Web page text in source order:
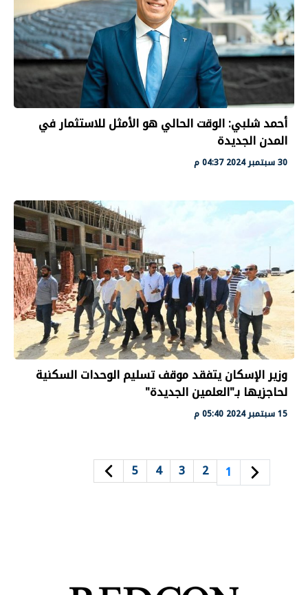
أحمد شلبي: الوقت الحالي هو الأمثل للاستثمار في
المدن الجديدة
30 سبتمبر 2024 04:37 م
وزير الإسكان يتفقد موقف تسليم الوحدات السكنية
لحاجزيها بـ"العلمين الجديدة"
15 سبتمبر 2024 05:40 م
1
2
3
4
5